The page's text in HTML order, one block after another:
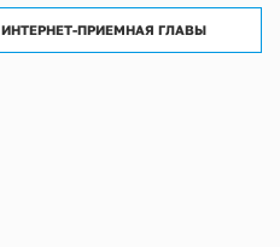
ИНТЕРНЕТ-ПРИЕМНАЯ ГЛАВЫ